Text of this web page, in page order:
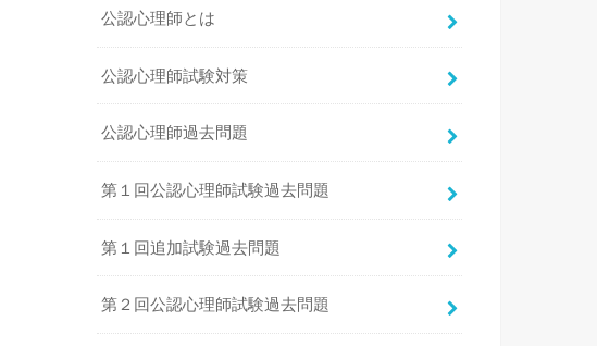
公認心理師とは
公認心理師試験対策
公認心理師過去問題
第１回公認心理師試験過去問題
第１回追加試験過去問題
第２回公認心理師試験過去問題